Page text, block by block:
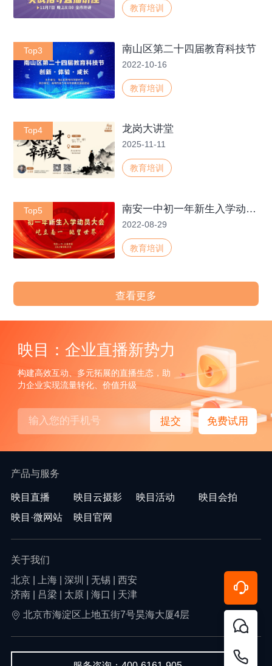
教育培训
Top3 南山区第二十四届教育科技节
2022-10-16
教育培训
Top4 龙岗大讲堂
2025-11-11
教育培训
Top5 南安一中初一年新生入学动员大会
2022-08-29
教育培训
查看更多
映目：企业直播新势力
构建高效互动、多元拓展的直播生态，助
力企业实现流量转化、价值升级
提交 免费试用
产品与服务
映目直播 映目云摄影 映目活动
映目会拍
映目·微网站
映目官网
关于我们
北京 | 上海 | 深圳 | 无锡 | 西安
济南 | 吕梁 | 太原 | 海口 | 天津
北京市海淀区上地五街7号昊海大厦4层